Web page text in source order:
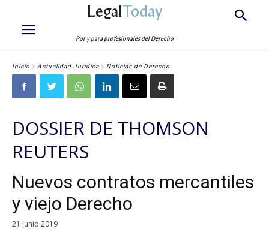
LegalToday
Por y para profesionales del Derecho
Inicio Actualidad Jurídica Noticias de Derecho
DOSSIER DE THOMSON
REUTERS
Nuevos contratos mercantiles
y viejo Derecho
21 junio 2019